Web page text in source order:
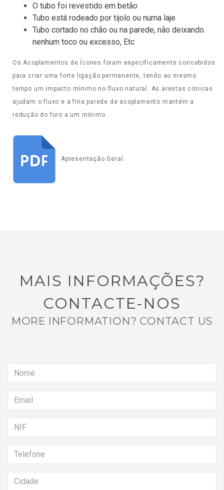
O tubo foi revestido em betão
Tubo está rodeado por tijolo ou numa laje
Tubo cortado no chão ou na parede, não deixando
nenhum toco ou excesso, Etc
Os Acoplamentos de Ícones foram especificamente concebidos
para criar uma forte ligação permanente, tendo ao mesmo
tempo um impacto mínimo no fluxo natural. As arestas cónicas
ajudam o fluxo e a fina parede de acoplamento mantém a
redução do furo a um mínimo.
Apresentação Geral
MAIS INFORMAÇÕES?
CONTACTE-NOS
MORE INFORMATION? CONTACT US